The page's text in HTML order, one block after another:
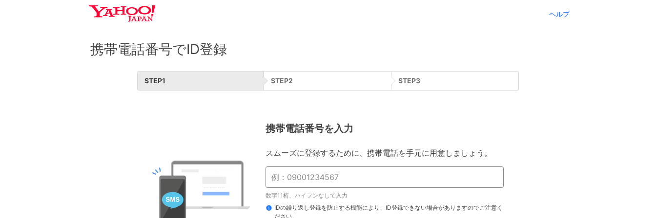
ヘルプ
携帯電話番号でID登録
STEP1 STEP2 STEP3
携帯電話番号を入力
スムーズに登録するために、携帯電話を手元に用意しましょう。
数字11桁、ハイフンなしで入力
IDの繰り返し登録を防止する機能により、ID登録できない場合がありますのでご注意く
ださい。